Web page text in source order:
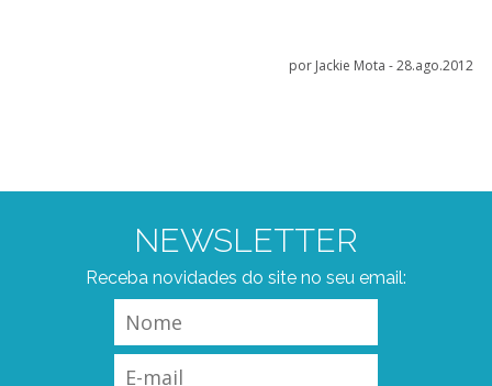
por Jackie Mota -28.ago.2012
NEWSLETTER
Receba novidades do site no seu email: